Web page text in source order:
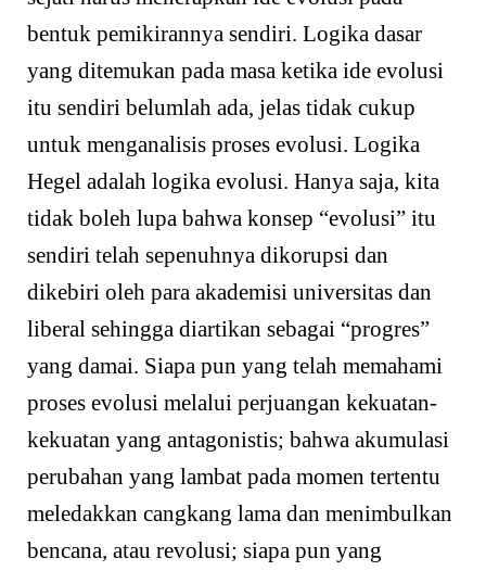
bentuk pemikirannya sendiri. Logika dasar
yang ditemukan pada masa ketika ide evolusi
itu sendiri belumlah ada, jelas tidak cukup
untuk menganalisis proses evolusi. Logika
Hegel adalah logika evolusi. Hanya saja, kita
tidak boleh lupa bahwa konsep “evolusi” itu
sendiri telah sepenuhnya dikorupsi dan
dikebiri oleh para akademisi universitas dan
liberal sehingga diartikan sebagai “progres”
yang damai. Siapa pun yang telah memahami
proses evolusi melalui perjuangan kekuatan-
kekuatan yang antagonistis; bahwa akumulasi
perubahan yang lambat pada momen tertentu
meledakkan cangkang lama dan menimbulkan
bencana, atau revolusi; siapa pun yang